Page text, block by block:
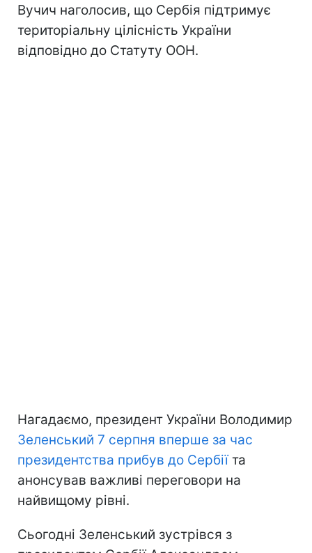
Вучич наголосив, що Сербія підтримує
територіальну цілісність України
відповідно до Статуту ООН.
Нагадаємо, президент України Володимир
Зеленський 7 серпня вперше за час
президентства прибув до Сербіїта
анонсував важливі переговори на
найвищому рівні.
Сьогодні Зеленський зустрівся з